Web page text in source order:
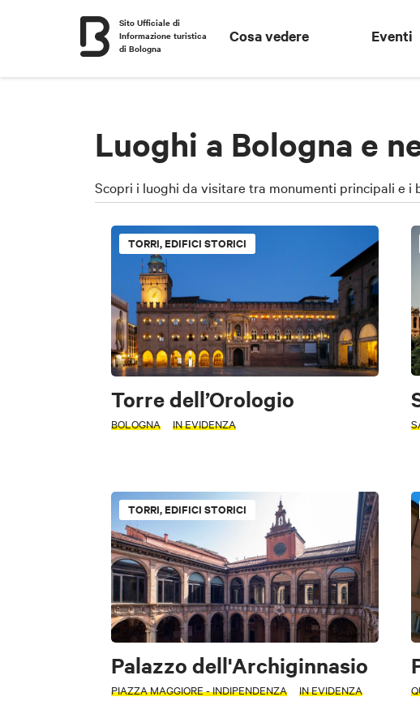
Sito Ufficiale di
Informazione turistica
di Bologna
Cosa vedere Eventi
Luoghi a Bologna e
Scopri i luoghi da visitare tra monumenti principali
TORRI, EDIFICI STORICI
Torre dell’Orologio
BOLOGNA IN EVIDENZA
TORRI, EDIFICI STORICI
Palazzo dell'Archiginnasio
PIAZZA MAGGIORE - INDIPENDENZA IN EVIDENZA